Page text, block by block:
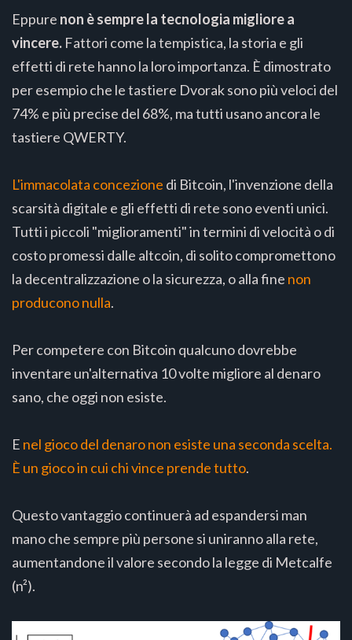
Eppure non è sempre la tecnologia migliore a
vincere. Fattori come la tempistica, la storia e gli
effetti di rete hanno la loro importanza. È dimostrato
per esempio che le tastiere Dvorak sono più veloci del
74% e più precise del 68%, ma tutti usano ancora le
tastiere QWERTY.
L'immacolata concezione di Bitcoin, l'invenzione della
scarsità digitale e gli effetti di rete sono eventi unici.
Tutti i piccoli "miglioramenti" in termini di velocità o di
costo promessi dalle altcoin, di solito compromettono
la decentralizzazione o la sicurezza, o alla fine non
producono nulla.
Per competere con Bitcoin qualcuno dovrebbe
inventare un'alternativa 10 volte migliore al denaro
sano, che oggi non esiste.
E nel gioco del denaro non esiste una seconda scelta.
È un gioco in cui chi vince prende tutto.
Questo vantaggio continuerà ad espandersi man
mano che sempre più persone si uniranno alla rete,
aumentandone il valore secondo la legge di Metcalfe
(n²).